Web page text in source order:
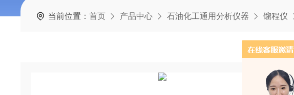
当前位置：首页 产品中心 石油化工通用分析仪器 馏程仪